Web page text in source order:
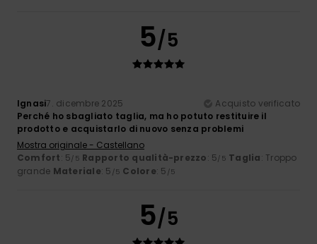
5/5
Ignasi7. dicembre 2025
Acquisto verificato
Perché ho sbagliato taglia, ma ho potuto restituire il
prodotto e acquistarlo di nuovo senza problemi
Mostra originale - Castellano
Comfort: 5/5 Rapporto qualità-prezzo: 5/5 Taglia: Troppo
grande Materiale: 5 /5 Colore: 5 /5
5/5